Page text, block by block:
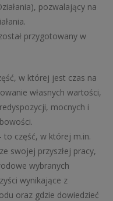
pozwalający na
przygotowany w
w której jest czas na
własnych wartości,
mocnych i
to część, w której m.in.
swojej przyszłej pracy,
wybranych
wynikające z
oraz gdzie dowiedzieć